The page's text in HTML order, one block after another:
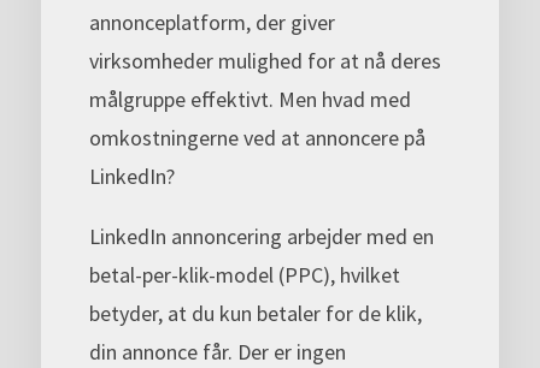
annonceplatform, der giver
virksomheder mulighed for at nå deres
målgruppe effektivt. Men hvad med
omkostningerne ved at annoncere på
LinkedIn?
LinkedIn annoncering arbejder med en
betal-per-klik-model (PPC), hvilket
betyder, at du kun betaler for de klik,
din annonce får. Der er ingen